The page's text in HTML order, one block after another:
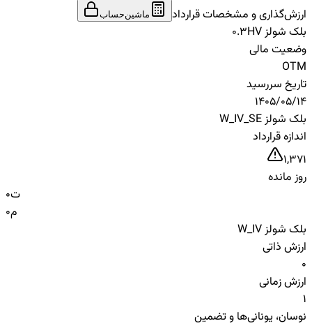
ارزش‌گذاری و مشخصات قرارداد
ماشین‌حساب
بلک شولز HV
0.3
وضعیت مالی
OTM
تاریخ سررسید
1405/05/14
بلک شولز W_IV_SE
اندازه قرارداد
1,371
روز مانده
0ت
0م
بلک شولز W_IV
ارزش ذاتی
0
ارزش زمانی
1
نوسان، یونانی‌ها و تضمین